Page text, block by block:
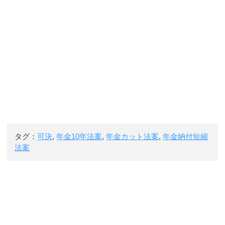
タグ：可決,年金10年法案,年金カット法案,年金納付短縮
法案